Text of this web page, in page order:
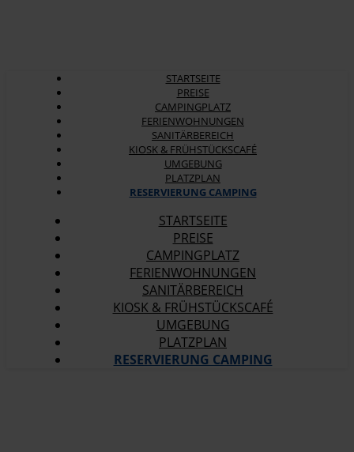
STARTSEITE
PREISE
CAMPINGPLATZ
FERIENWOHNUNGEN
SANITÄRBEREICH
KIOSK & FRÜHSTÜCKSCAFÉ
UMGEBUNG
PLATZPLAN
RESERVIERUNG CAMPING
STARTSEITE
PREISE
CAMPINGPLATZ
FERIENWOHNUNGEN
SANITÄRBEREICH
KIOSK & FRÜHSTÜCKSCAFÉ
UMGEBUNG
PLATZPLAN
RESERVIERUNG CAMPING